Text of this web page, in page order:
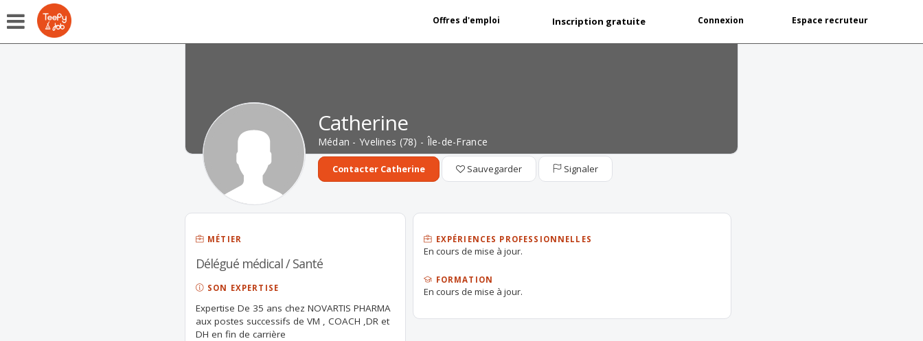
Offres d'emploi Inscription gratuite Connexion Espace recruteur
Catherine
Médan - Yvelines (78) - Île-de-France
Contacter Catherine Sauvegarder Signaler
MÉTIER
Délégué médical / Santé
SON EXPERTISE
Expertise De 35 ans chez NOVARTIS PHARMA
aux postes successifs de VM , COACH ,DR et
DH en fin de carrière
EXPÉRIENCES PROFESSIONNELLES
En cours de mise à jour.
FORMATION
En cours de mise à jour.